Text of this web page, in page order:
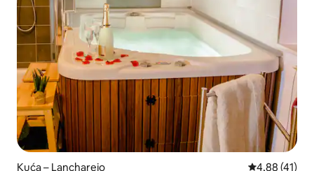
Kuća – Lancharejo Prosječna
4,88 (41)